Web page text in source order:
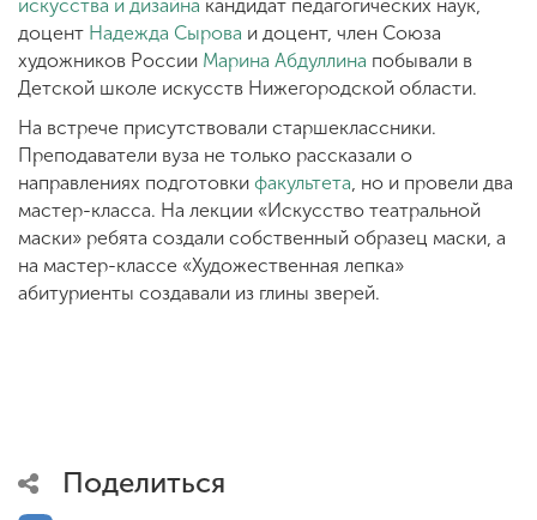
искусства и дизайна кандидат педагогических наук,
доцент Надежда Сырова и доцент, член Союза
художников России Марина Абдуллина побывали в
Детской школе искусств Нижегородской области.
На встрече присутствовали старшеклассники.
Преподаватели вуза не только рассказали о
направлениях подготовки факультета , но и провели два
мастер-класса. На лекции «Искусство театральной
маски» ребята создали собственный образец маски, а
на мастер-классе «Художественная лепка»
абитуриенты создавали из глины зверей.
Поделиться